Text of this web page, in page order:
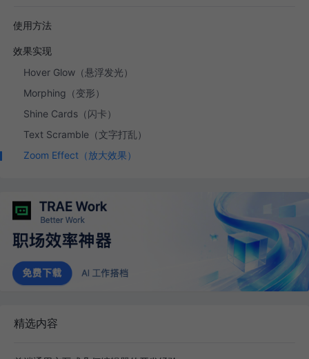
使用方法
效果实现
Hover Glow（悬浮发光）
Morphing（变形）
Shine Cards（闪卡）
Text Scramble（文字打乱）
Zoom Effect（放大效果）
精选内容